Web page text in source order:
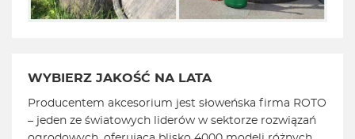
WYBIERZ JAKOŚĆ NA LATA
Producentem akcesorium jest słoweńska firma ROTO
– jeden ze światowych liderów w sektorze rozwiązań